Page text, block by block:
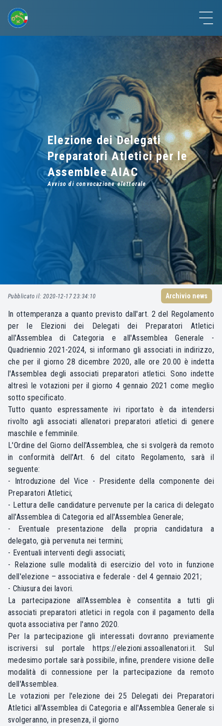
Elezione dei Delegati
Preparatori Atletici per le
Assemblee AIAC
Avviso di convocazione elettorale
Archivio news
Pubblicato il: 2020-12-17 23:34:10
In ottemperanza a quanto previsto dall'art. 2 del Regolamento
per le Elezioni dei Delegati dei Preparatori Atletici
all'Assemblea di Categoria e all'Assemblea Generale -
Quadriennio 2021-2024, si informano gli associati in indirizzo,
che per il giorno 28 dicembre 2020, alle ore 20.00 è indetta
l'Assemblea degli associati preparatori atletici. Sono indette
altresì le votazioni per il giorno 4 gennaio 2021 come meglio
sotto specificato.
Tutto quanto espressamente ivi riportato è da intendersi
rivolto agli associati allenatori preparatori atletici di genere
maschile e femminile.
L'Ordine del Giorno dell'Assemblea, che si svolgerà da remoto
in conformità dell'Art. 6 del citato Regolamento, sarà il
seguente:
- Introduzione del Vice - Presidente della componente dei
Preparatori Atletici;
- Lettura delle candidature pervenute per la carica di delegato
all'Assemblea di Categoria ed all'Assemblea Generale;
- Eventuale presentazione della propria candidatura a
delegato, già pervenuta nei termini;
- Eventuali interventi degli associati;
- Relazione sulle modalità di esercizio del voto in funzione
dell'elezione – associativa e federale - del 4 gennaio 2021;
- Chiusura dei lavori.
La partecipazione all'Assemblea è consentita a tutti gli
associati preparatori atletici in regola con il pagamento della
quota associativa per l'anno 2020.
Per la partecipazione gli interessati dovranno previamente
iscriversi sul portalehttps://elezioni.assoallenatori.it. Sul
medesimo portale sarà possibile, infine, prendere visione delle
modalità di connessione per la partecipazione da remoto
dell'Assemblea.
Le votazioni per l'elezione dei 25 Delegati dei Preparatori
Atletici all'Assemblea di Categoria e all'Assemblea Generale si
svolgeranno, in presenza, il giorno